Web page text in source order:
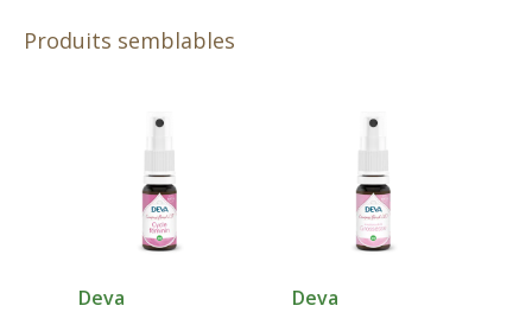
Produits semblables
Deva
Deva